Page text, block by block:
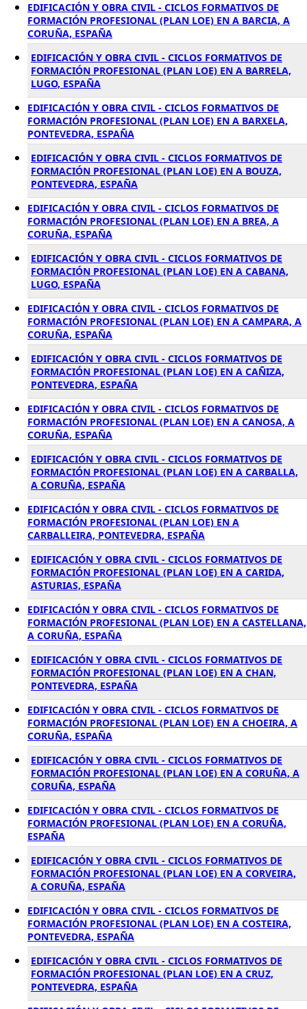
EDIFICACIÓN Y OBRA CIVIL - CICLOS FORMATIVOS DE
FORMACIÓN PROFESIONAL (PLAN LOE) EN A BARCIA, A
CORUÑA, ESPAÑA
EDIFICACIÓN Y OBRA CIVIL - CICLOS FORMATIVOS DE
FORMACIÓN PROFESIONAL (PLAN LOE) EN A BARRELA,
LUGO, ESPAÑA
EDIFICACIÓN Y OBRA CIVIL - CICLOS FORMATIVOS DE
FORMACIÓN PROFESIONAL (PLAN LOE) EN A BARXELA,
PONTEVEDRA, ESPAÑA
EDIFICACIÓN Y OBRA CIVIL - CICLOS FORMATIVOS DE
FORMACIÓN PROFESIONAL (PLAN LOE) EN A BOUZA,
PONTEVEDRA, ESPAÑA
EDIFICACIÓN Y OBRA CIVIL - CICLOS FORMATIVOS DE
FORMACIÓN PROFESIONAL (PLAN LOE) EN A BREA, A
CORUÑA, ESPAÑA
EDIFICACIÓN Y OBRA CIVIL - CICLOS FORMATIVOS DE
FORMACIÓN PROFESIONAL (PLAN LOE) EN A CABANA,
LUGO, ESPAÑA
EDIFICACIÓN Y OBRA CIVIL - CICLOS FORMATIVOS DE
FORMACIÓN PROFESIONAL (PLAN LOE) EN A CAMPARA, A
CORUÑA, ESPAÑA
EDIFICACIÓN Y OBRA CIVIL - CICLOS FORMATIVOS DE
FORMACIÓN PROFESIONAL (PLAN LOE) EN A CAÑIZA,
PONTEVEDRA, ESPAÑA
EDIFICACIÓN Y OBRA CIVIL - CICLOS FORMATIVOS DE
FORMACIÓN PROFESIONAL (PLAN LOE) EN A CANOSA, A
CORUÑA, ESPAÑA
EDIFICACIÓN Y OBRA CIVIL - CICLOS FORMATIVOS DE
FORMACIÓN PROFESIONAL (PLAN LOE) EN A CARBALLA,
A CORUÑA, ESPAÑA
EDIFICACIÓN Y OBRA CIVIL - CICLOS FORMATIVOS DE
FORMACIÓN PROFESIONAL (PLAN LOE) EN A
CARBALLEIRA, PONTEVEDRA, ESPAÑA
EDIFICACIÓN Y OBRA CIVIL - CICLOS FORMATIVOS DE
FORMACIÓN PROFESIONAL (PLAN LOE) EN A CARIDA,
ASTURIAS, ESPAÑA
EDIFICACIÓN Y OBRA CIVIL - CICLOS FORMATIVOS DE
FORMACIÓN PROFESIONAL (PLAN LOE) EN A CASTELLANA,
A CORUÑA, ESPAÑA
EDIFICACIÓN Y OBRA CIVIL - CICLOS FORMATIVOS DE
FORMACIÓN PROFESIONAL (PLAN LOE) EN A CHAN,
PONTEVEDRA, ESPAÑA
EDIFICACIÓN Y OBRA CIVIL - CICLOS FORMATIVOS DE
FORMACIÓN PROFESIONAL (PLAN LOE) EN A CHOEIRA, A
CORUÑA, ESPAÑA
EDIFICACIÓN Y OBRA CIVIL - CICLOS FORMATIVOS DE
FORMACIÓN PROFESIONAL (PLAN LOE) EN A CORUÑA, A
CORUÑA, ESPAÑA
EDIFICACIÓN Y OBRA CIVIL - CICLOS FORMATIVOS DE
FORMACIÓN PROFESIONAL (PLAN LOE) EN A CORUÑA,
ESPAÑA
EDIFICACIÓN Y OBRA CIVIL - CICLOS FORMATIVOS DE
FORMACIÓN PROFESIONAL (PLAN LOE) EN A CORVEIRA,
A CORUÑA, ESPAÑA
EDIFICACIÓN Y OBRA CIVIL - CICLOS FORMATIVOS DE
FORMACIÓN PROFESIONAL (PLAN LOE) EN A COSTEIRA,
PONTEVEDRA, ESPAÑA
EDIFICACIÓN Y OBRA CIVIL - CICLOS FORMATIVOS DE
FORMACIÓN PROFESIONAL (PLAN LOE) EN A CRUZ,
PONTEVEDRA, ESPAÑA